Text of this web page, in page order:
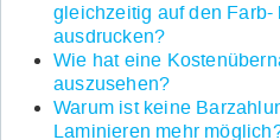
gleichzeitig auf den Farb-
ausdrucken?
Wie hat eine
auszusehen?
Warum ist keine
Laminieren mehr